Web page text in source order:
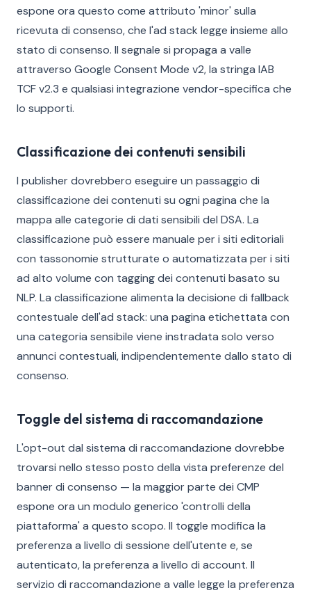
espone ora questo come attributo 'minor' sulla
ricevuta di consenso, che l'ad stack legge insieme allo
stato di consenso. Il segnale si propaga a valle
attraverso Google Consent Mode v2, la stringa IAB
TCF v2.3 e qualsiasi integrazione vendor-specifica che
lo supporti.
Classificazione dei contenuti sensibili
I publisher dovrebbero eseguire un passaggio di
classificazione dei contenuti su ogni pagina che la
mappa alle categorie di dati sensibili del DSA. La
classificazione può essere manuale per i siti editoriali
con tassonomie strutturate o automatizzata per i siti
ad alto volume con tagging dei contenuti basato su
NLP. La classificazione alimenta la decisione di fallback
contestuale dell'ad stack: una pagina etichettata con
una categoria sensibile viene instradata solo verso
annunci contestuali, indipendentemente dallo stato di
consenso.
Toggle del sistema di raccomandazione
L'opt-out dal sistema di raccomandazione dovrebbe
trovarsi nello stesso posto della vista preferenze del
banner di consenso — la maggior parte dei CMP
espone ora un modulo generico 'controlli della
piattaforma' a questo scopo. Il toggle modifica la
preferenza a livello di sessione dell'utente e, se
autenticato, la preferenza a livello di account. Il
servizio di raccomandazione a valle legge la preferenza